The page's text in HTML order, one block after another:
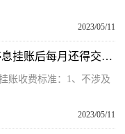
2023/05/11
停息挂账第三方服务费大约多少？停息挂账后每月还得交多少？ 动态
账收费标准：1、不涉及
2023/05/11